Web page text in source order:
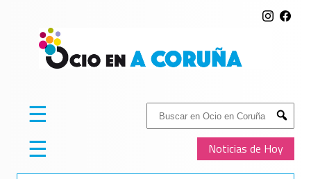
Buscar:
Submit
Noticias de Hoy
☰
☰